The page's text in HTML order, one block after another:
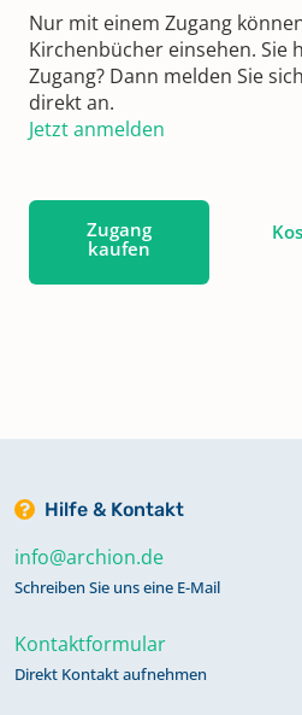
Nur mit einem Zugang
Kirchenbücher einsehen. Sie
Zugang? Dann melden Sie
direkt an.
Jetzt anmelden
Zugang
kaufen
Hilfe & Kontakt
info@archion.de
Schreiben Sie uns eine E-Mail
Kontaktformular
Direkt Kontakt aufnehmen